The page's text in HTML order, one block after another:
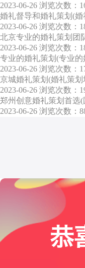
2023-06-26 浏览次数：
婚礼督导和婚礼策划(
2023-06-26 浏览次数：
北京专业的婚礼策划团
2023-06-26 浏览次数：
专业的婚礼策划(专业
2023-06-26 浏览次数：
京城婚礼策划(婚礼策
2023-06-26 浏览次数：
郑州创意婚礼策划首选
2023-06-26 浏览次数：